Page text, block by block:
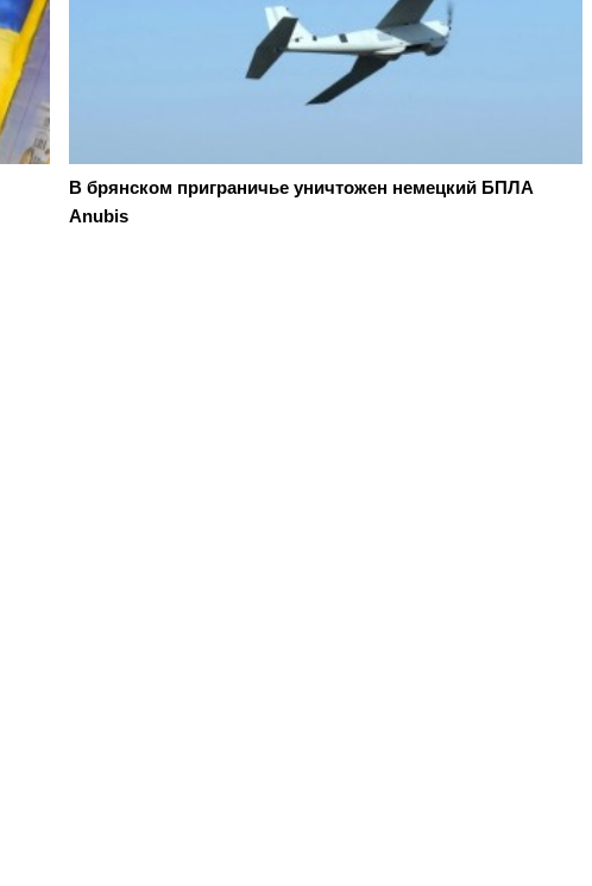
В брянском приграничье уничтожен немецкий БПЛА
Anubis